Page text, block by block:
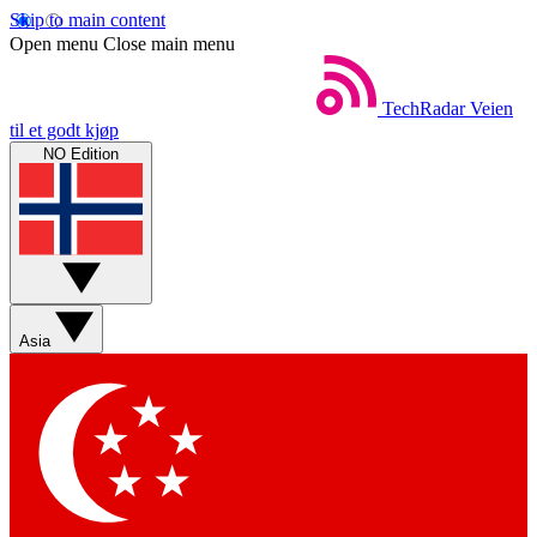
Skip to main content
Open menu Close main menu
TechRadar Veien
til et godt kjøp
NO Edition
Asia